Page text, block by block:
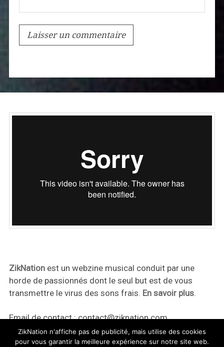
ZikNationest un webzine musical conduit par une
horde de passionnés dont le seul but est de vous
transmettre le virus des sons frais. En savoir plus.
Email de contact :contact@ziknation.com
ZikNation n'affiche pas de publicité, mais utilise des cookies
pour vous garantir la meilleure expérience sur notre site web.